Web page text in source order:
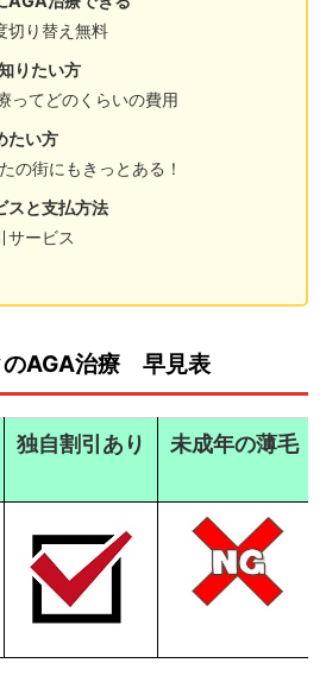
切り替え無料
りたい方
ってどのくらいの費用
たい方
の街にもきっとある！
スと支払方法
サービス
のAGA治療 早見表
独自割引あり 未成年の薄毛